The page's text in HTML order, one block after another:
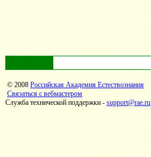
© 2008Российская Академия Естествознания
Связаться с вебмастером
Служба технической поддержки -support@rae.ru